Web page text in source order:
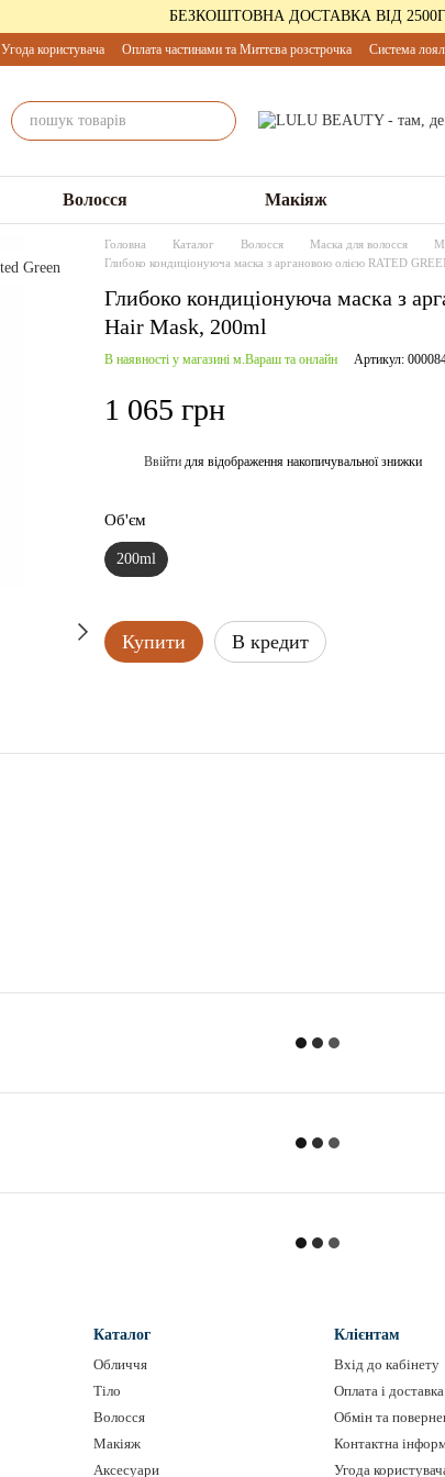
БЕЗКОШТОВНА ДОСТАВКА ВІД
Угода користувача Оплата частинами та Миттєва розстрочка Система
Волосся Макіяж
Головна Каталог Волосся Маска для волосся
Глибоко кондиціонуюча маска з аргановою олією RATED
Глибоко кондиціонуюча маска з
Hair Mask, 200ml
В наявності у магазині м.Вараш та онлайн Артикул:
1 065 грн
Ввійти для відображення накопичувальної знижки
Об'єм
200ml
Купити В кредит
Каталог
Обличчя
Тіло
Волосся
Макіяж
Аксесуари
Клієнтам
Вхід до кабінету
Оплата і доставка
Обмін та
Контактна
Угода